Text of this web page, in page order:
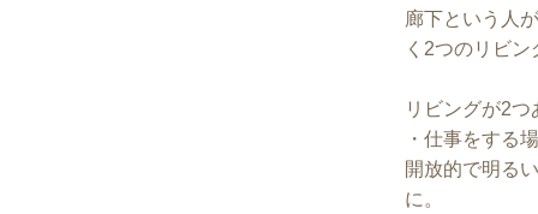
廊下という人
く2つのリビ
リビングが2
・仕事をする
開放的で明る
に。